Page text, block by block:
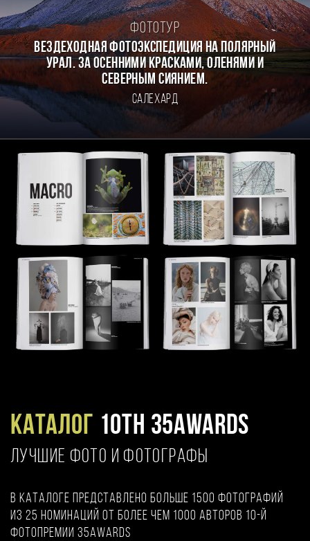
Фототур
Вездеходная фотоэкспедиция на Полярный
Урал. За осенними красками, оленями и
северным сиянием.
Салехард
Каталог 10TH 35AWARDS
ЛУЧШИЕ ФОТО И ФОТОГРАФЫ
В каталоге представлено больше 1500 фотографий
из 25 номинаций от более чем 1000 авторов 10-й
фотопремии 35AWARDS